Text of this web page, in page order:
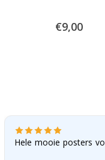
Special
Price
€9,00
Hele mooie posters